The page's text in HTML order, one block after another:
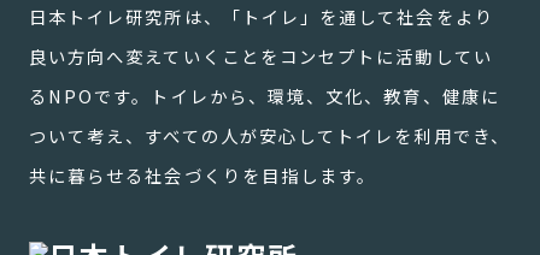
日本トイレ研究所は、「トイレ」を通して社会をより
良い方向へ変えていくことをコンセプトに活動してい
るNPOです。トイレから、環境、文化、教育、健康に
ついて考え、すべての人が安心してトイレを利用でき、
共に暮らせる社会づくりを目指します。